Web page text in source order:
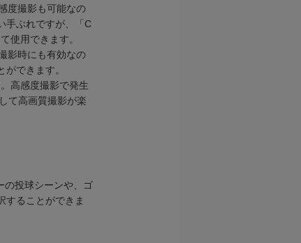
度撮影も可能なの
手ぶれですが、「C
使用できます。
影時にも有効なの
できます。
高感度撮影で発生
て高画質撮影が楽
の投球シーンや、ゴ
することができま